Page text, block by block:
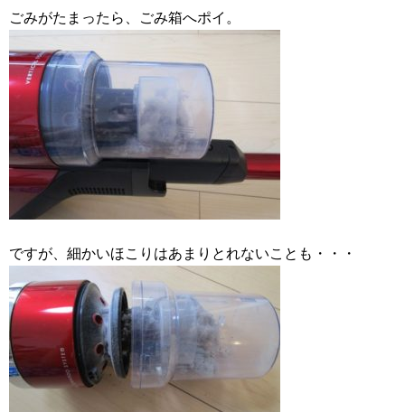
ごみがたまったら、ごみ箱へポイ。
ですが、細かいほこりはあまりとれないことも・・・